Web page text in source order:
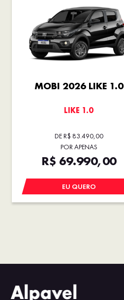
MOBI 2026 LIKE 1.0
LIKE 1.0
DE R$ 83.490,00
POR APENAS
R$ 69.990,00
EU QUERO